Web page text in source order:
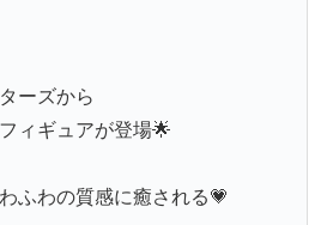
ーズから
ィギュアが登場🌟
ふわの質感に癒される💗